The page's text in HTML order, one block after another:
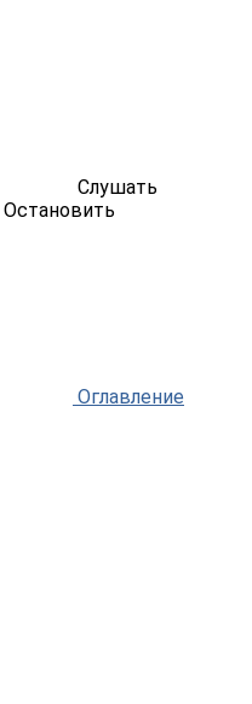
Слушать
Остановить
Оглавление